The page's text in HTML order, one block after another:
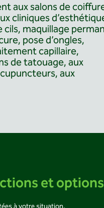
aux salons de
cliniques
maquillage
pose d’ongles,
capillaire,
de tatouage, aux
aux
et options